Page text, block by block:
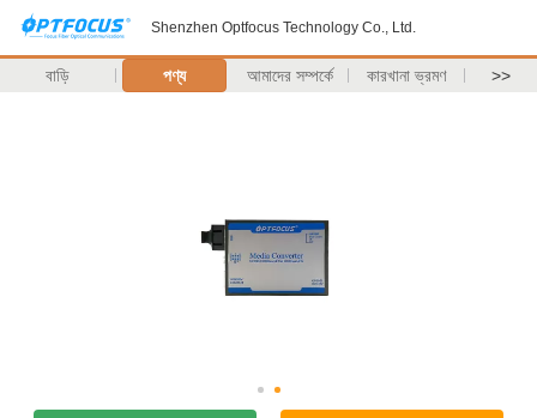
Shenzhen Optfocus Technology Co., Ltd.
বাড়ি পণ্য আমাদের সম্পর্কে কারখানা ভ্রমণ >>